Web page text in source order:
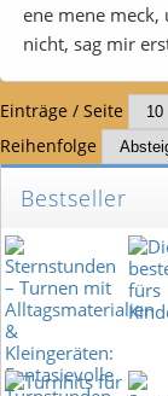
ene mene meck,
nicht, sag mir
Einträge / Seite
Reihenfolge
Bestseller